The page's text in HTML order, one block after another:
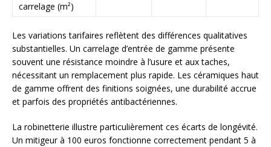
carrelage (m²)
Les variations tarifaires reflètent des différences qualitatives
substantielles. Un carrelage d’entrée de gamme présente
souvent une résistance moindre à l’usure et aux taches,
nécessitant un remplacement plus rapide. Les céramiques haut
de gamme offrent des finitions soignées, une durabilité accrue
et parfois des propriétés antibactériennes.
La robinetterie illustre particulièrement ces écarts de longévité.
Un mitigeur à 100 euros fonctionne correctement pendant 5 à